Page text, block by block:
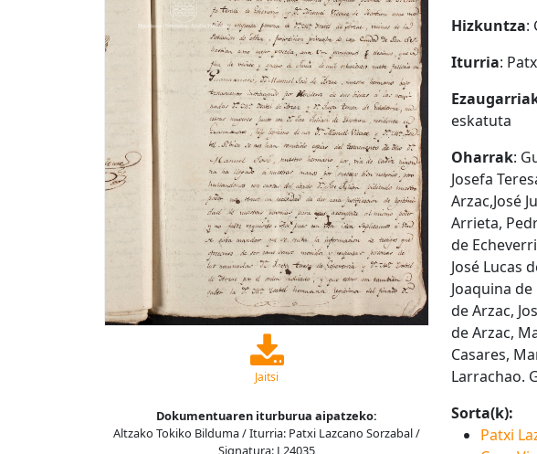
Jaitsi
Dokumentuaren iturburua aipatzeko:
Altzako Tokiko Bilduma / Iturria: Patxi Lazcano Sorzabal /
Signatura: L24035
Hizkuntza:
Iturria:
eskatuta
Oharrak:
Josefa
Arzac,José
Arrieta,
de
José Lucas
Joaquina
de Arzac,
de Arzac,
Casares,
Larrachao.
Sorta(k):
Patxi